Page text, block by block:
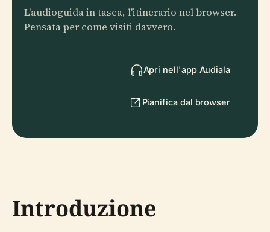
L'audioguida in tasca, l'itinerario nel browser.
Pensata per come visiti davvero.
Apri nell'app Audiala
Pianifica dal browser
Introduzione